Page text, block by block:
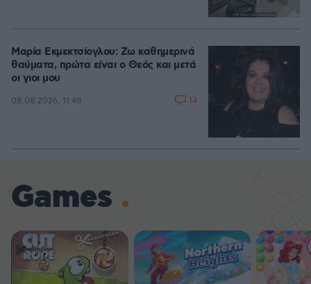
Μαρία Εκμεκτσίογλου: Ζω καθημερινά
θαύματα, πρώτα είναι ο Θεός και μετά
οι γιοι μου
08.08.2026, 11:48 13
Games